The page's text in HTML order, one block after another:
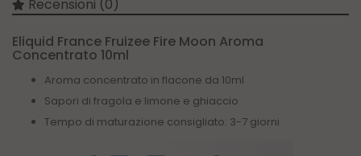
Recensioni (0)
Eliquid France Fruizee Fire Moon Aroma
Concentrato 10ml
Aroma concentrato in flacone da 10ml
Sapori di fragola e limone e ghiaccio
Tempo di maturazione consigliato: 3-7 giorni